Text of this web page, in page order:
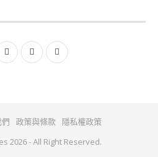
政策與條款
隱私權政策
2026 - All Right Reserved.